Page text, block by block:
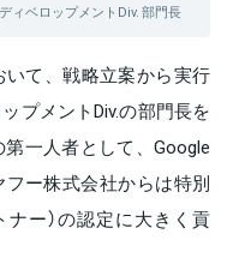
ィベロップメントDiv. 部門長
て、戦略立案から実行
プメントDiv.の部門長を
一人者として、Google
フー株式会社からは特別
ー）の認定に大きく貢